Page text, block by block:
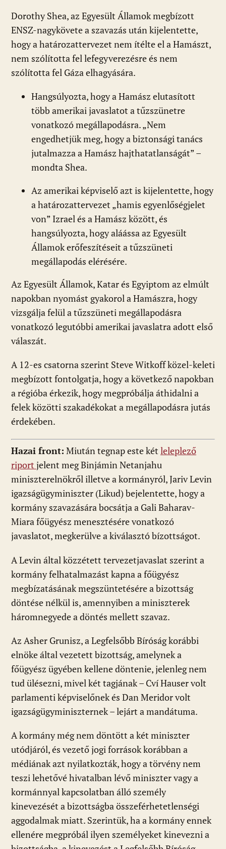
Dorothy Shea, az Egyesült Államok megbízott
ENSZ-nagykövete a szavazás után kijelentette,
hogy a határozattervezet nem ítélte el a Hamászt,
nem szólította fel lefegyverezésre és nem
szólította fel Gáza elhagyására.
Hangsúlyozta, hogy a Hamász elutasított
több amerikai javaslatot a tűzszünetre
vonatkozó megállapodásra. „Nem
engedhetjük meg, hogy a biztonsági tanács
jutalmazza a Hamász hajthatatlanságát” –
mondta Shea.
Az amerikai képviselő azt is kijelentette, hogy
a határozattervezet „hamis egyenlőségjelet
von” Izrael és a Hamász között, és
hangsúlyozta, hogy aláássa az Egyesült
Államok erőfeszítéseit a tűzszüneti
megállapodás elérésére.
Az Egyesült Államok, Katar és Egyiptom az elmúlt
napokban nyomást gyakorol a Hamászra, hogy
vizsgálja felül a tűzszüneti megállapodásra
vonatkozó legutóbbi amerikai javaslatra adott első
válaszát.
A 12-es csatorna szerint Steve Witkoff közel-keleti
megbízott fontolgatja, hogy a következő napokban
a régióba érkezik, hogy megpróbálja áthidalni a
felek közötti szakadékokat a megállapodásra jutás
érdekében.
Hazai front: Miután tegnap este két leleplező
riport jelent meg Binjámin Netanjahu
miniszterelnökről illetve a kormányról, Jariv Levin
igazságügyminiszter (Likud) bejelentette, hogy a
kormány szavazására bocsátja a Gali Baharav-
Miara főügyész menesztésére vonatkozó
javaslatot, megkerülve a kiválasztó bízottságot.
A Levin által közzétett tervezetjavaslat szerint a
kormány felhatalmazást kapna a főügyész
megbízatásának megszüntetésére a bizottság
döntése nélkül is, amennyiben a miniszterek
háromnegyede a döntés mellett szavaz.
Az Asher Grunisz, a Legfelsőbb Bíróság korábbi
elnöke által vezetett bizottság, amelynek a
főügyész ügyében kellene döntenie, jelenleg nem
tud ülésezni, mivel két tagjának – Cví Hauser volt
parlamenti képviselőnek és Dan Meridor volt
igazságügyminiszternek – lejárt a mandátuma.
A kormány még nem döntött a két miniszter
utódjáról, és vezető jogi források korábban a
médiának azt nyilatkozták, hogy a törvény nem
teszi lehetővé hivatalban lévő miniszter vagy a
kormánnyal kapcsolatban álló személy
kinevezését a bizottságba összeférhetetlenségi
aggodalmak miatt. Szerintük, ha a kormány ennek
ellenére megpróbál ilyen személyeket kinevezni a